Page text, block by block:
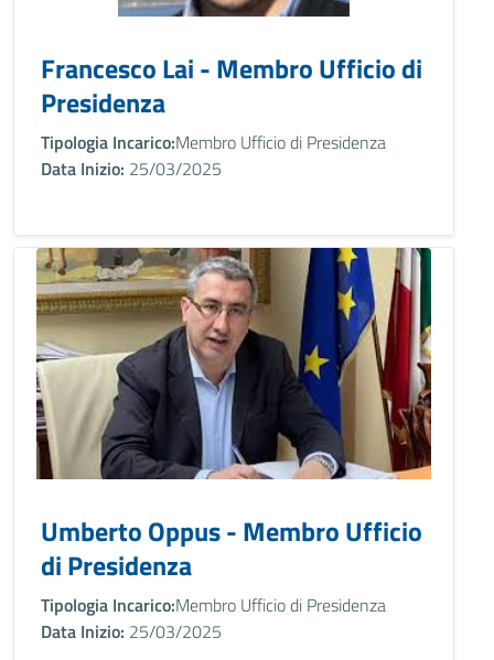
Francesco Lai - Membro Ufficio di
Presidenza
Tipologia Incarico:Membro Ufficio di Presidenza
Data Inizio: 25/03/2025
Umberto Oppus - Membro Ufficio
di Presidenza
Tipologia Incarico:Membro Ufficio di Presidenza
Data Inizio: 25/03/2025